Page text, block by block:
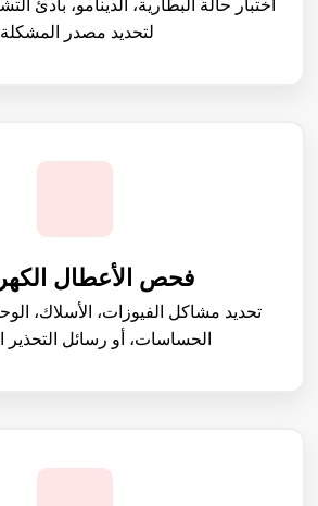
اختبار حالة البطارية، الدينامو، بادئ
لتحديد مصدر
فحص الأعطال
تحديد مشاكل الفيوزات، الأسلاك،
الحساسات، أو رسائل التحذير